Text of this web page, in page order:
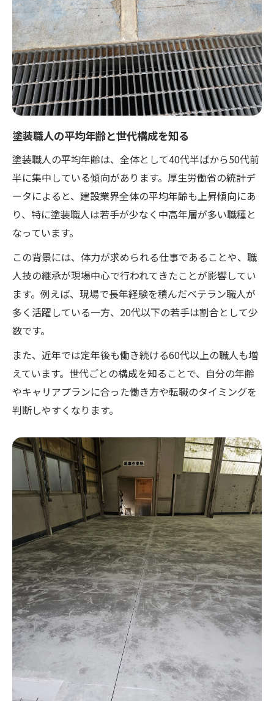
塗装職人の年齢別で感じやすい悩みとは
塗装職人年齢と体力・健康上の課題
塗装職人年齢で変化するキャリアパス例
塗装職人は何歳まで活躍できるのか
塗装職人として働ける年齢上限の実態
塗装職人の定年と現場で求められる年齢
塗装職人は年齢よりも経験と健康が大切
塗装職人が長く活躍するための秘訣とは
高齢塗装職人が活躍する現場のリアル
塗装職人になるための年齢制限の有無
塗装職人に年齢制限は本当にあるのか
塗装職人求人で年齢条件が分かれる理由
塗装職人の年齢制限と資格取得の関係性
塗装職人は年齢よりも技術が評価される
塗装職人を目指す年齢層の幅広さを解説
キャリア形成に役立つ塗装職人の年齢知識
若手塗装職人が成長できる環境の特徴
塗装職人年齢ごとの資格取得タイミング
経験年数と塗装職人年齢で変わる目標設定
塗装職人の平均年齢と世代構成を知る
塗装職人の平均年齢は、全体として40代半ばから50代前
半に集中している傾向があります。厚生労働省の統計デ
ータによると、建設業界全体の平均年齢も上昇傾向にあ
り、特に塗装職人は若手が少なく中高年層が多い職種と
なっています。
この背景には、体力が求められる仕事であることや、職
人技の継承が現場中心で行われてきたことが影響してい
ます。例えば、現場で長年経験を積んだベテラン職人が
多く活躍している一方、20代以下の若手は割合として少
数です。
また、近年では定年後も働き続ける60代以上の職人も増
えています。世代ごとの構成を知ることで、自分の年齢
やキャリアプランに合った働き方や転職のタイミングを
判断しやすくなります。